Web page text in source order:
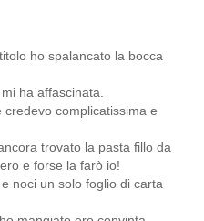
ho spalancato la bocca
ha affascinata.
complicatissima e
trovato la pasta fillo da
e forse la farò io!
noci un solo foglio di carta